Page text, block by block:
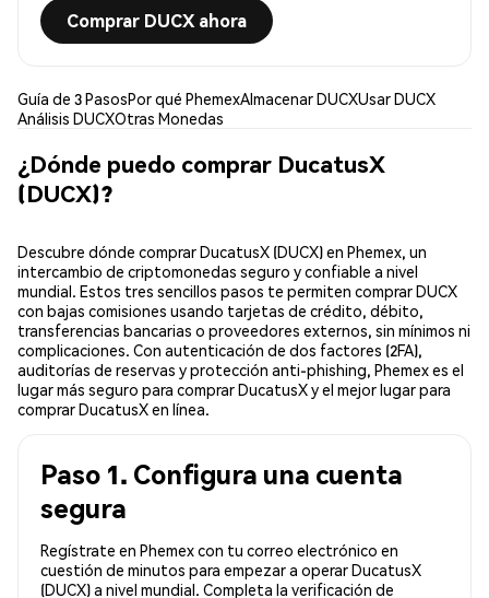
Comprar DUCX ahora
Guía de 3 PasosPor qué PhemexAlmacenar DUCXUsar DUCX
Análisis DUCXOtras Monedas
¿Dónde puedo comprar DucatusX
(DUCX)?
Descubre dónde comprar DucatusX (DUCX) en Phemex, un
intercambio de criptomonedas seguro y confiable a nivel
mundial. Estos tres sencillos pasos te permiten comprar DUCX
con bajas comisiones usando tarjetas de crédito, débito,
transferencias bancarias o proveedores externos, sin mínimos ni
complicaciones. Con autenticación de dos factores (2FA),
auditorías de reservas y protección anti-phishing, Phemex es el
lugar más seguro para comprar DucatusX y el mejor lugar para
comprar DucatusX en línea.
Paso 1. Configura una cuenta
segura
Regístrate en Phemex con tu correo electrónico en
cuestión de minutos para empezar a operar DucatusX
(DUCX) a nivel mundial. Completa la verificación de